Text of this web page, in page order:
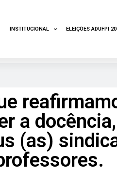
INSTITUCIONAL ELEIÇÕES ADUFPI
a
(as)